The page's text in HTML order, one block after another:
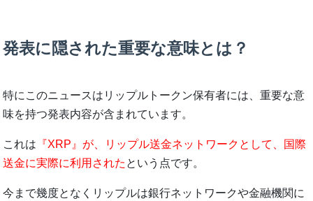
発表に隠された重要な意味とは？
特にこのニュースはリップルトークン保有者には、重要な意
味を持つ発表内容が含まれています。
これは 『XRP』が、リップル送金ネットワークとして、国際
送金に実際に利用された という点です。
今まで幾度となくリップルは銀行ネットワークや金融機関に